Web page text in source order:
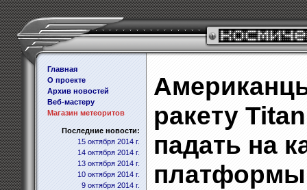
Главная
О проекте
Архив новостей
Веб-мастеру
Магазин метеоритов
Последние новости:
15 октября 2014 г.
14 октября 2014 г.
13 октября 2014 г.
10 октября 2014 г.
9 октября 2014 г.
ракету
падать на
платформы